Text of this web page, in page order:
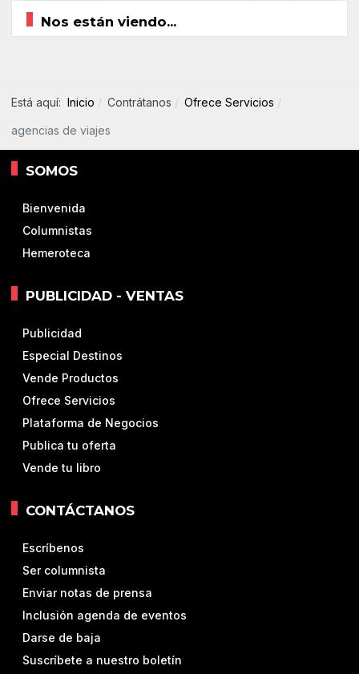
Nos están viendo...
Está aquí: Inicio Contrátanos Ofrece Servicios
agencias de viajes
SOMOS
Bienvenida
Columnistas
Hemeroteca
PUBLICIDAD - VENTAS
Publicidad
Especial Destinos
Vende Productos
Ofrece Servicios
Plataforma de Negocios
Publica tu oferta
Vende tu libro
CONTÁCTANOS
Escríbenos
Ser columnista
Enviar notas de prensa
Inclusión agenda de eventos
Darse de baja
Suscríbete a nuestro boletín